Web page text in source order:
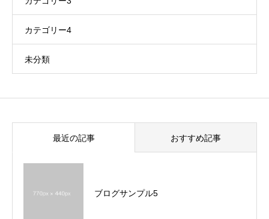
カテゴリー4
未分類
最近の記事 おすすめ記事
ブログサンプル5